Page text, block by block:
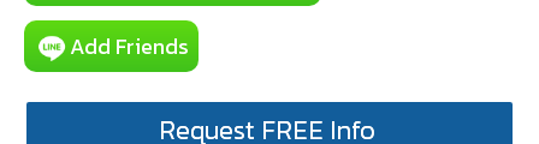
Add Friends
Request FREE Info